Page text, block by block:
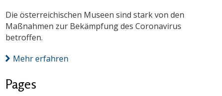
Die österreichischen Museen sind stark von den
Maßnahmen zur Bekämpfung des Coronavirus
betroffen.
Mehr erfahren
Pages